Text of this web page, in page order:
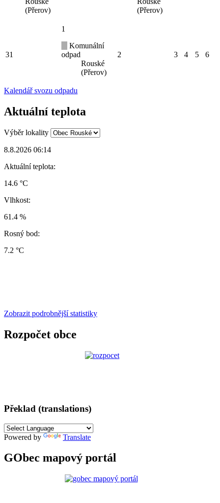
(Přerov)
(Přerov)
31
1
Komunální
odpad
Rouské
(Přerov)
2 3 4 5 6
Kalendář svozu odpadu
Aktuální teplota
Výběr lokality
8.8.2026 06:14
Aktuální teplota:
14.6 °C
Vlhkost:
61.4 %
Rosný bod:
7.2 °C
Zobrazit podrobnější statistiky
Rozpočet obce
Překlad (translations)
Powered by Translate
GObec mapový portál